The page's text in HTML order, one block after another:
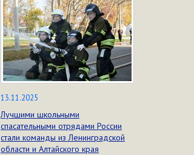
13.11.2025
Лучшими школьными
спасательными отрядами России
стали команды из Ленинградской
области и Алтайского края